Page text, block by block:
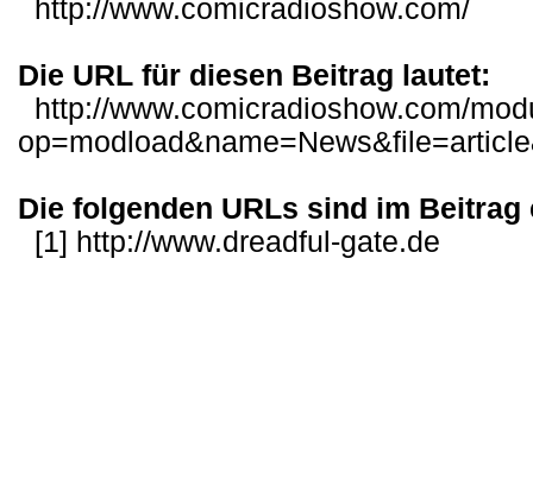
http://www.comicradioshow.com/
Die URL für diesen Beitrag lautet:
http://www.comicradioshow.com/
Die folgenden URLs sind im Beitrag
[1] http://www.dreadful-gate.de